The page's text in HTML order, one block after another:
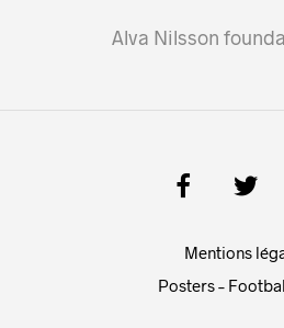
Alva Nilsson
Mentions
Posters –